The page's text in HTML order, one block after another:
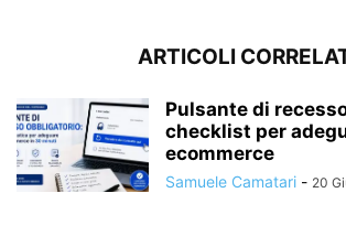
ARTICOLI
Pulsante di
checklist per
ecommerce
Samuele Camatari - 20